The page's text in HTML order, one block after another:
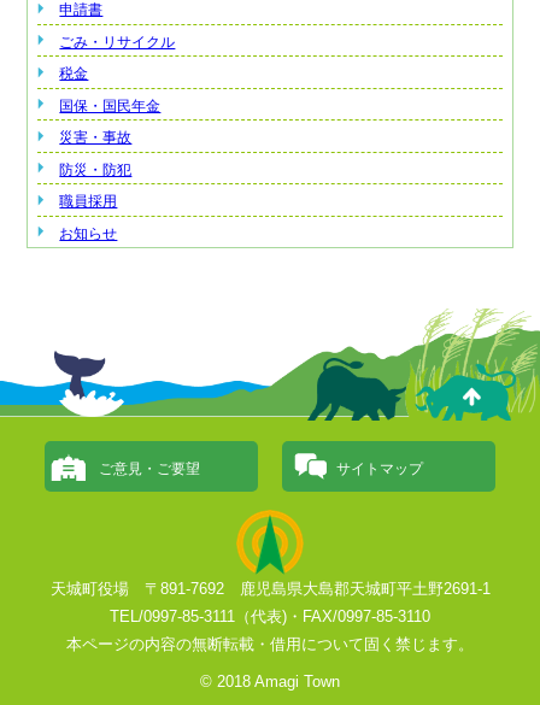
申請書
ごみ・リサイクル
税金
国保・国民年金
災害・事故
防災・防犯
職員採用
お知らせ
ご意見・ご要望 サイトマップ
天城町役場 〒891-7692 鹿児島県大島郡天城町平土野2691-1
TEL/0997-85-3111（代表)・FAX/0997-85-3110
本ページの内容の無断転載・借用について固く禁じます。
© 2018 Amagi Town